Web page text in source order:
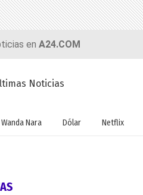
en A24.COM
Noticias
Wanda Nara Dólar Netflix